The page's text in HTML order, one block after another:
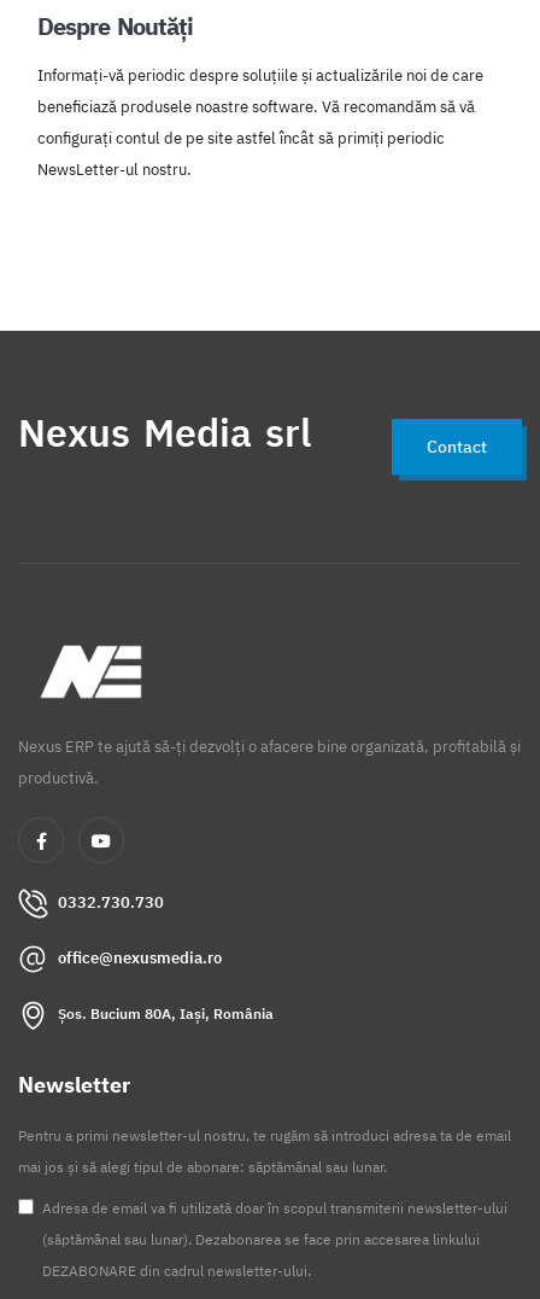
Despre Noutăți
Informați-vă periodic despre soluțiile și actualizările noi de care
beneficiază produsele noastre software. Vă recomandăm să vă
configurați contul de pe site astfel încât să primiți periodic
NewsLetter-ul nostru.
Nexus Media srl Contact
Nexus ERP te ajută să-ți dezvolți o afacere bine organizată, profitabilă și
productivă.
0332.730.730
office@nexusmedia.ro
Șos. Bucium 80A, Iași, România
Newsletter
Pentru a primi newsletter-ul nostru, te rugăm să introduci adresa ta de email
mai jos și să alegi tipul de abonare: săptămânal sau lunar.
Adresa de email va fi utilizată doar în scopul transmiterii newsletter-ului
(săptămânal sau lunar). Dezabonarea se face prin accesarea linkului
DEZABONARE din cadrul newsletter-ului.